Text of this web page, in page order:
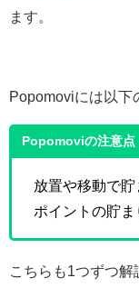
ます。
Popomoviには以下
Popomoviの注意点
放置や移動で
ポイントの貯
こちらも1つずつ解